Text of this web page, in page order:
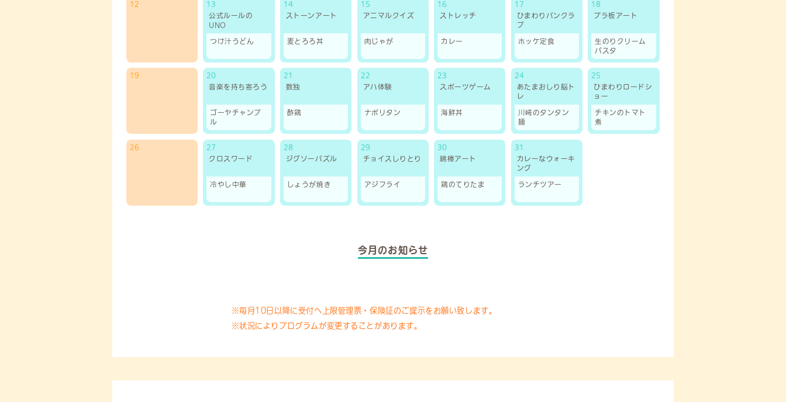
12
13
公式ルールの
UNO
つけ汁うどん
14
ストーンアート
麦とろろ丼
15
アニマルクイズ
肉じゃが
16
ストレッチ
カレー
17
ひまわりパンクラ
ブ
ホッケ定食
18
プラ板アート
生のりクリーム
パスタ
19
20
音楽を持ち寄ろう
ゴーヤチャンプ
ル
21
数独
酢鶏
22
アハ体験
ナポリタン
23
スポーツゲーム
海鮮丼
24
あたまおしり脳ト
レ
川崎のタンタン
麺
25
ひまわりロードシ
ョー
チキンのトマト
煮
26
27
クロスワード
冷やし中華
28
ジグソーパズル
しょうが焼き
29
チョイスしりとり
アジフライ
30
綿棒アート
鶏のてりたま
31
カレーなウォーキ
ング
ランチツアー
今月のお知らせ
※毎月10日以降に受付へ上限管理票・保険証のご提示をお願い致します。
※状況によりプログラムが変更することがあります。